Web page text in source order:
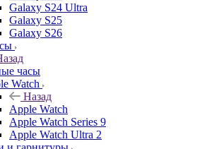
Galaxy S24 Ultra
Galaxy S25
Galaxy S26
часы
Watch
Назад
Apple Watch
Apple Watch Series 9
Apple Watch Ultra 2